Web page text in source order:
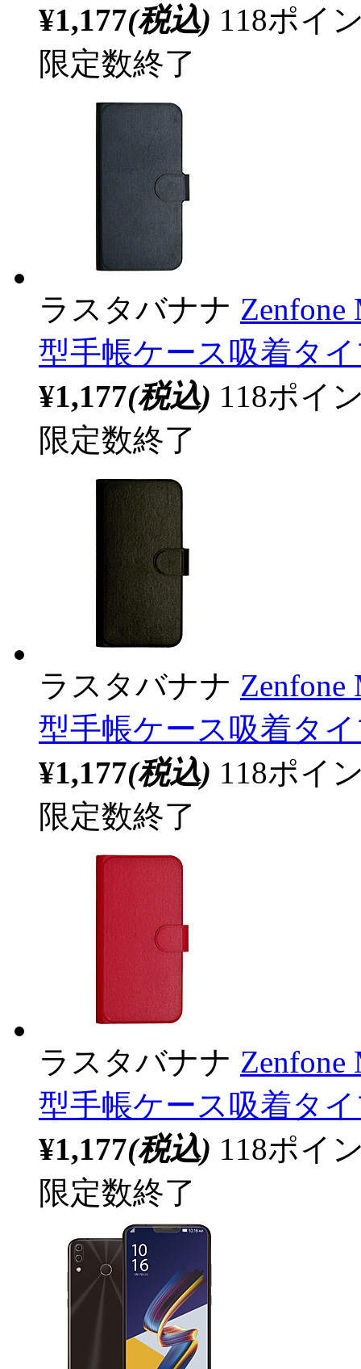
¥1,177(税込) 118ポイ
限定数終了
ラスタバナナ
型手帳ケース吸着タ
¥1,177(税込) 118ポイ
限定数終了
ラスタバナナ
型手帳ケース吸着タ
¥1,177(税込) 118ポイ
限定数終了
ラスタバナナ
型手帳ケース吸着タ
¥1,177(税込) 118ポイ
限定数終了